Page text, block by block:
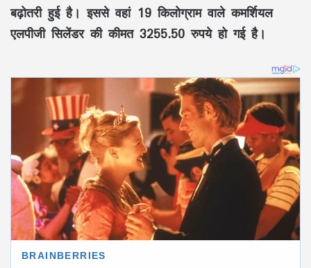
बढ़ोतरी हुई है। इससे वहां 19 किलोग्राम वाले कमर्शियल
एलपीजी सिलेंडर की कीमत 3255.50 रुपये हो गई है।